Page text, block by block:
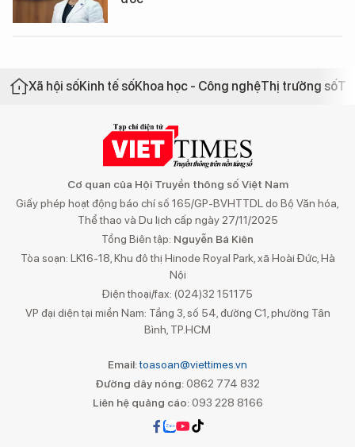
Xã hội sốKinh tế sốKhoa học - Công nghệThị trường số
Cơ quan của Hội Truyền thông số Việt Nam
Giấy phép hoạt động báo chí số 165/GP-BVHTTDL do Bộ Văn hóa,
Thể thao và Du lịch cấp ngày 27/11/2025
Tổng Biên tập: Nguyễn Bá Kiên
Tòa soạn: LK16-18, Khu đô thị Hinode Royal Park, xã Hoài Đức, Hà
Nội
Điện thoại/fax: (024)32 151175
VP đại diện tại miền Nam: Tầng 3, số 54, đường C1, phường Tân
Bình, TP.HCM
Email:toasoan@viettimes.vn
Đường dây nóng: 0862 774 832
Liên hệ quảng cáo:093 228 8166